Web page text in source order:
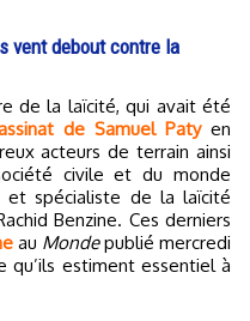
vent debout contre la
de la laïcité, qui avait été
de Samuel Patyen
acteurs de terrain ainsi
civile et du monde
et spécialiste de la laïcité
Benzine. Ces derniers
au Mondepublié mercredi
qu’ils estiment essentiel à